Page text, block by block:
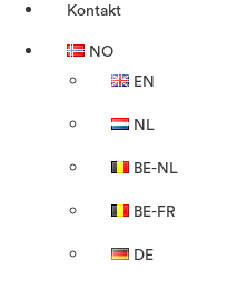
Kontakt
NO
EN
NL
BE-NL
BE-FR
DE